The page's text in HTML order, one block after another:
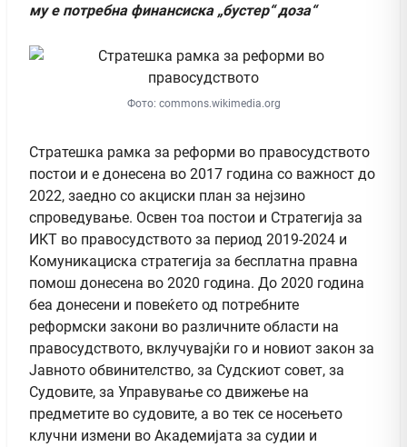
му е потребна финансиска „бустер“ доза“
Фото: commons.wikimedia.org
Стратешка рамка за реформи во правосудството
постои и е донесена во 2017 година со важност до
2022, заедно со акциски план за нејзино
спроведување. Освен тоа постои и Стратегија за
ИКТ во правосудството за период 2019-2024 и
Комуникациска стратегија за бесплатна правна
помош донесена во 2020 година. До 2020 година
беа донесени и повеќето од потребните
реформски закони во различните области на
правосудството, вклучувајќи го и новиот закон за
Јавното обвинителство, за Судскиот совет, за
Судовите, за Управување со движење на
предметите во судовите, а во тек се носењето
клучни измени во Академијата за судии и